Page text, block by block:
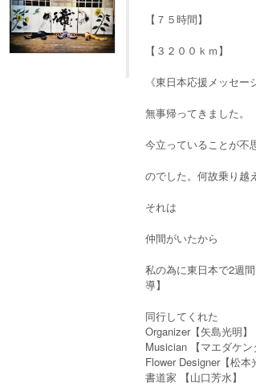
【７５時間】
【３２００ｋｍ】
《東日本応援メッセー
無事帰ってきました。
今立っていることが不
のでした。何故乗り越
それは
仲間がいたから
私の為に東日本で2週
導】
同行してくれた
Organizer【矢島光明】
Musician 【マエダケン
Flower Designer【松本
書道家 【山口芳水】